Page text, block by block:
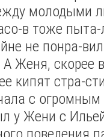
в тоже
не понра-
Женя, скорее
кипят стра-
с огромным
у Жени с